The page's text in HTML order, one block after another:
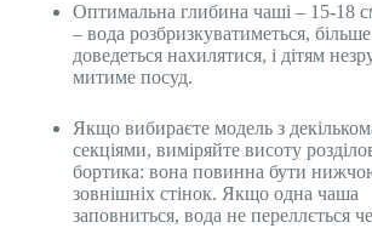
Оптимальна глибина чаші – 15-18
– вода розбризкуватиметься,
доведеться нахилятися, і дітям
митиме посуд.
Якщо вибираєте модель з
секціями, виміряйте висоту
бортика: вона повинна бути
зовнішніх стінок. Якщо одна чаша
заповниться, вода не переллється